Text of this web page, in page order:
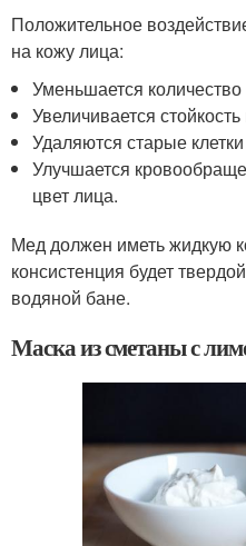
Положительное
на кожу лица:
Уменьшается
Увеличивается
Удаляются старые
Улучшается
цвет лица.
Мед должен иметь жидкую
консистенция будет
водяной бане.
Маска из сметаны с